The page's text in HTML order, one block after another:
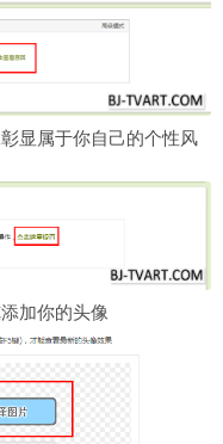
显属于你自己的个性风
加你的头像